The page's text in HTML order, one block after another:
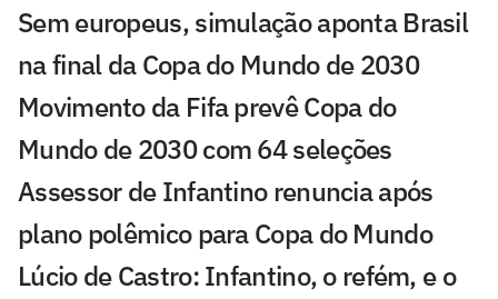
Sem europeus, simulação aponta Brasil
na final da Copa do Mundo de 2030
Movimento da Fifa prevê Copa do
Mundo de 2030 com 64 seleções
Assessor de Infantino renuncia após
plano polêmico para Copa do Mundo
Lúcio de Castro: Infantino, o refém, e o